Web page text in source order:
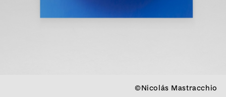
©Nicolás Mastracchio